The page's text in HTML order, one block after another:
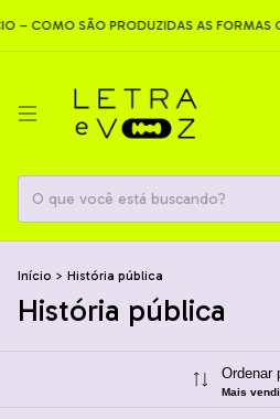
SÃO PRODUZIDAS AS FORMAS
Início > História pública
História pública
Ordenar
Mais